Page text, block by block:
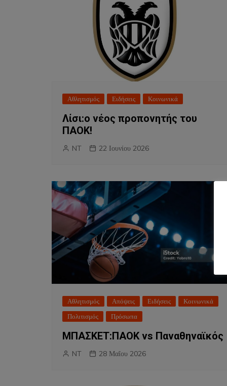
Αθλητισμός Ειδήσεις Κοινωνικά
Λίσι:ο νέος προπονητής του
ΠΑΟΚ!
NT 22 Ιουνίου 2026
Αθλητισμός Απόψεις Ειδήσεις
Κοινωνικά
Πολιτισμός
Πρόσωπα
ΜΠΑΣΚΕΤ:ΠΑΟΚ vs Παναθηναϊκός
NT 28 Μαΐου 2026